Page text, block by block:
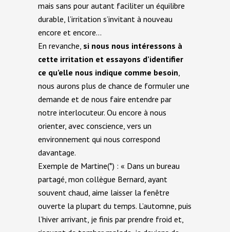
mais sans pour autant faciliter un équilibre
durable, l’irritation s’invitant à nouveau
encore et encore…
En revanche, si nous nous intéressons à
cette irritation et essayons d’identifier
ce qu’elle nous indique comme besoin,
nous aurons plus de chance de formuler une
demande et de nous faire entendre par
notre interlocuteur. Ou encore à nous
orienter, avec conscience, vers un
environnement qui nous correspond
davantage.
Exemple de Martine(*) : « Dans un bureau
partagé, mon collègue Bernard, ayant
souvent chaud, aime laisser la fenêtre
ouverte la plupart du temps. L’automne, puis
l’hiver arrivant, je finis par prendre froid et,